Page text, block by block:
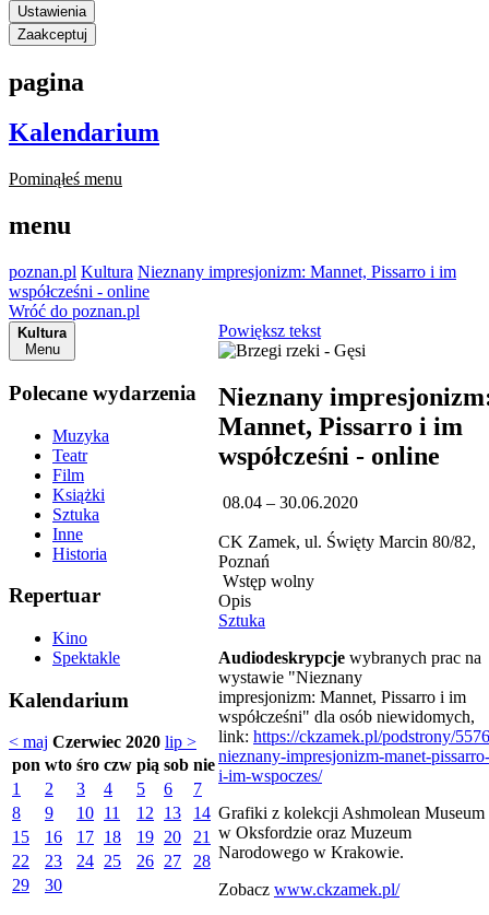
Ustawienia
Zaakceptuj
pagina
Kalendarium
Pominąłeś menu
menu
poznan.pl Kultura Nieznany impresjonizm: Mannet, Pissarro i im
współcześni - online
Wróć do poznan.pl
Kultura
Menu
Polecane wydarzenia
Muzyka
Teatr
Film
Książki
Sztuka
Inne
Historia
Repertuar
Kino
Spektakle
Kalendarium
< maj Czerwiec 2020 lip >
pon wto śro czw pią sob nie
1
2 3 4 5 6
7
8
9 10 11 12 13
14
15
16 17 18 19 20
21
22
23 24 25 26 27
28
29
30
Powiększ tekst
Nieznany
Mannet, Pissarro i im
współcześni - online
08.04 – 30.06.2020
CK Zamek, ul. Święty Marcin 80/82,
Poznań
Wstęp wolny
Opis
Sztuka
Audiodeskrypcje wybranych prac na
wystawie "Nieznany
impresjonizm: Mannet, Pissarro i im
współcześni" dla osób niewidomych,
link: https://ckzamek.pl/podstrony/
nieznany-impresjonizm-manet-pissarro-
i-im-wspoczes/
Grafiki z kolekcji Ashmolean Museum
w Oksfordzie oraz Muzeum
Narodowego w Krakowie.
Zobacz www.ckzamek.pl/